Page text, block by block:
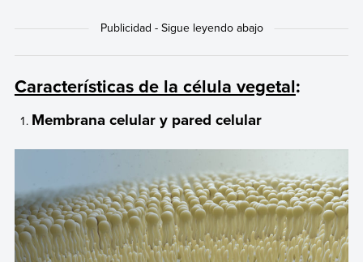
Características de la célula vegetal:
Membrana celular y pared celular